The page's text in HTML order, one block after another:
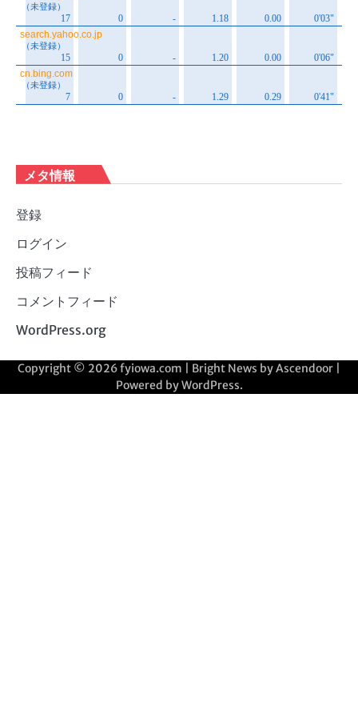
メタ情報
登録
ログイン
投稿フィード
コメントフィード
WordPress.org
Copyright © 2026fyiowa.com | Bright News byAscendoor
Powered byWordPress.